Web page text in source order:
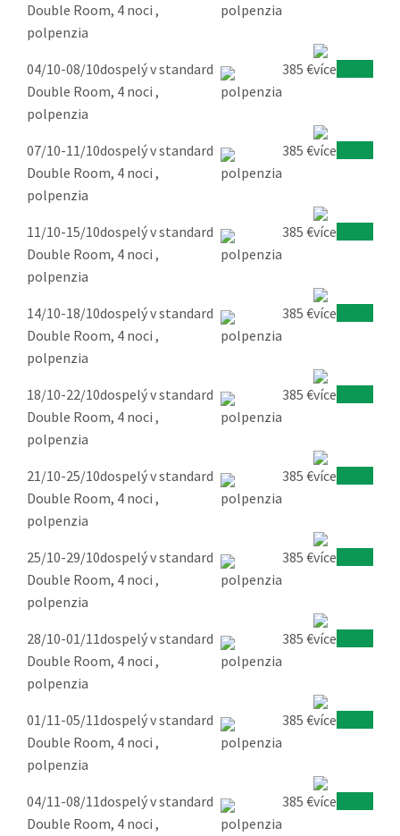
Double Room, 4 noci ,
polpenzia
04/10-08/10dospelý v standard
Double Room, 4 noci ,
polpenzia
385 €
07/10-11/10dospelý v standard
Double Room, 4 noci ,
polpenzia
385 €
11/10-15/10dospelý v standard
Double Room, 4 noci ,
polpenzia
385 €
14/10-18/10dospelý v standard
Double Room, 4 noci ,
polpenzia
385 €
18/10-22/10dospelý v standard
Double Room, 4 noci ,
polpenzia
385 €
21/10-25/10dospelý v standard
Double Room, 4 noci ,
polpenzia
385 €
25/10-29/10dospelý v standard
Double Room, 4 noci ,
polpenzia
385 €
28/10-01/11dospelý v standard
Double Room, 4 noci ,
polpenzia
385 €
01/11-05/11dospelý v standard
Double Room, 4 noci ,
polpenzia
385 €
04/11-08/11dospelý v standard
Double Room, 4 noci ,
385 €